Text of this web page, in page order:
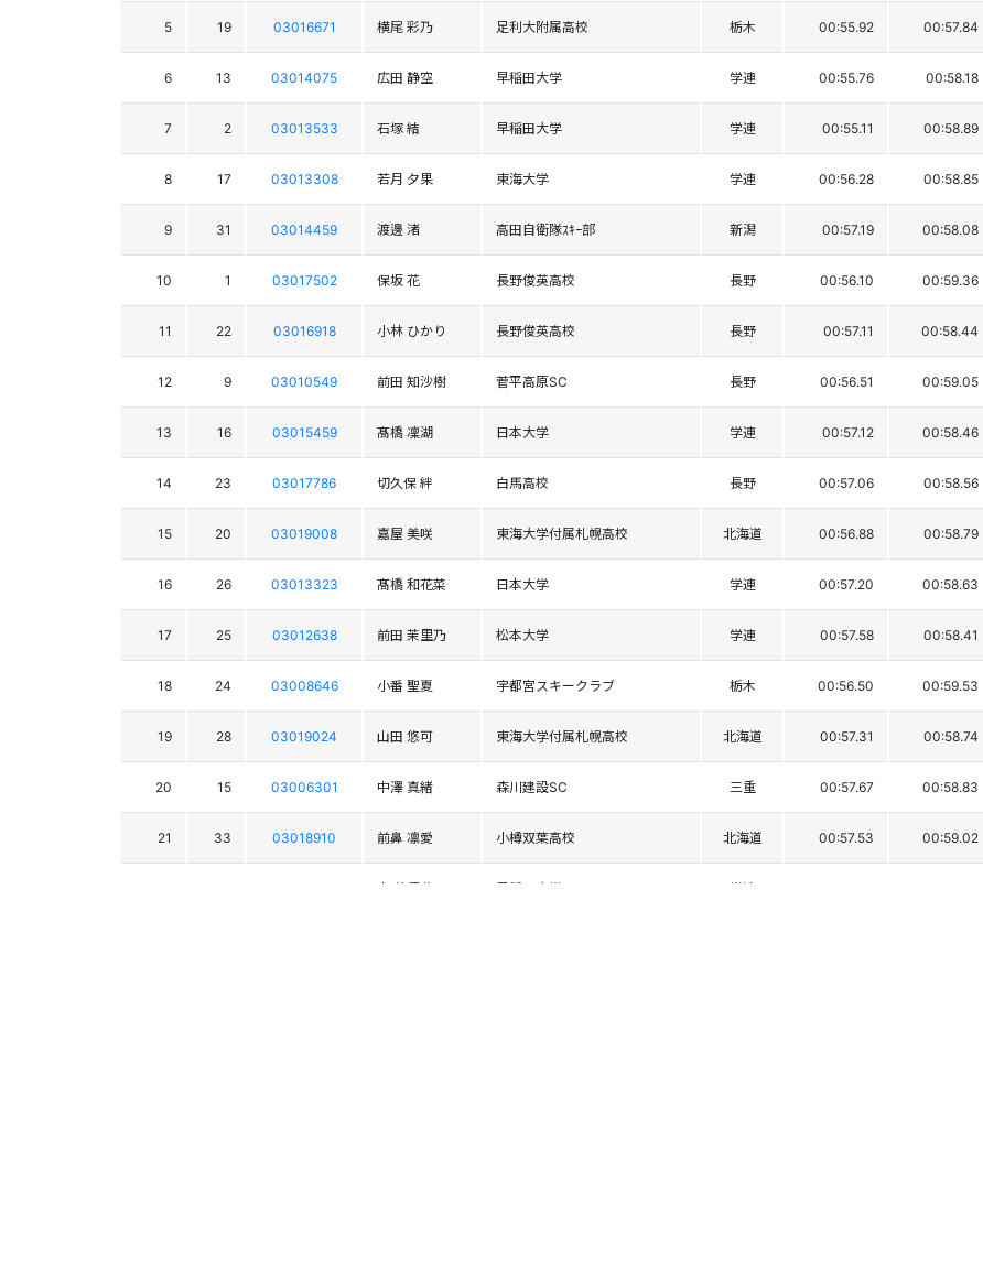
5 19 03016671 横尾 彩乃 足利大附属高校 栃木 00:55.92 00:57.84
6 13 03014075 広田 静空 早稲田大学 学連 00:55.76 00:58.18
7 2 03013533 石塚 結 早稲田大学 学連 00:55.11 00:58.89
8 17 03013308 若月 夕果 東海大学 学連 00:56.28 00:58.85
9 31 03014459 渡邊 渚 高田自衛隊ｽｷｰ部 新潟 00:57.19 00:58.08
10 1 03017502 保坂 花 長野俊英高校 長野 00:56.10 00:59.36
11 22 03016918 小林 ひかり 長野俊英高校 長野 00:57.11 00:58.44
12 9 03010549 前田 知沙樹 菅平高原SC 長野 00:56.51 00:59.05
13 16 03015459 髙橋 凜湖 日本大学 学連 00:57.12 00:58.46
14 23 03017786 切久保 絆 白馬高校 長野 00:57.06 00:58.56
15 20 03019008 嘉屋 美咲 東海大学付属札幌高校 北海道 00:56.88 00:58.79
16 26 03013323 髙橋 和花菜 日本大学 学連 00:57.20 00:58.63
17 25 03012638 前田 茉里乃 松本大学 学連 00:57.58 00:58.41
18 24 03008646 小番 聖夏 宇都宮スキークラブ 栃木 00:56.50 00:59.53
19 28 03019024 山田 悠可 東海大学付属札幌高校 北海道 00:57.31 00:58.74
20 15 03006301 中澤 真緒 森川建設SC 三重 00:57.67 00:58.83
21 33 03018910 前鼻 凛愛 小樽双葉高校 北海道 00:57.53 00:59.02
南 芙優花 早稲田大学 学連